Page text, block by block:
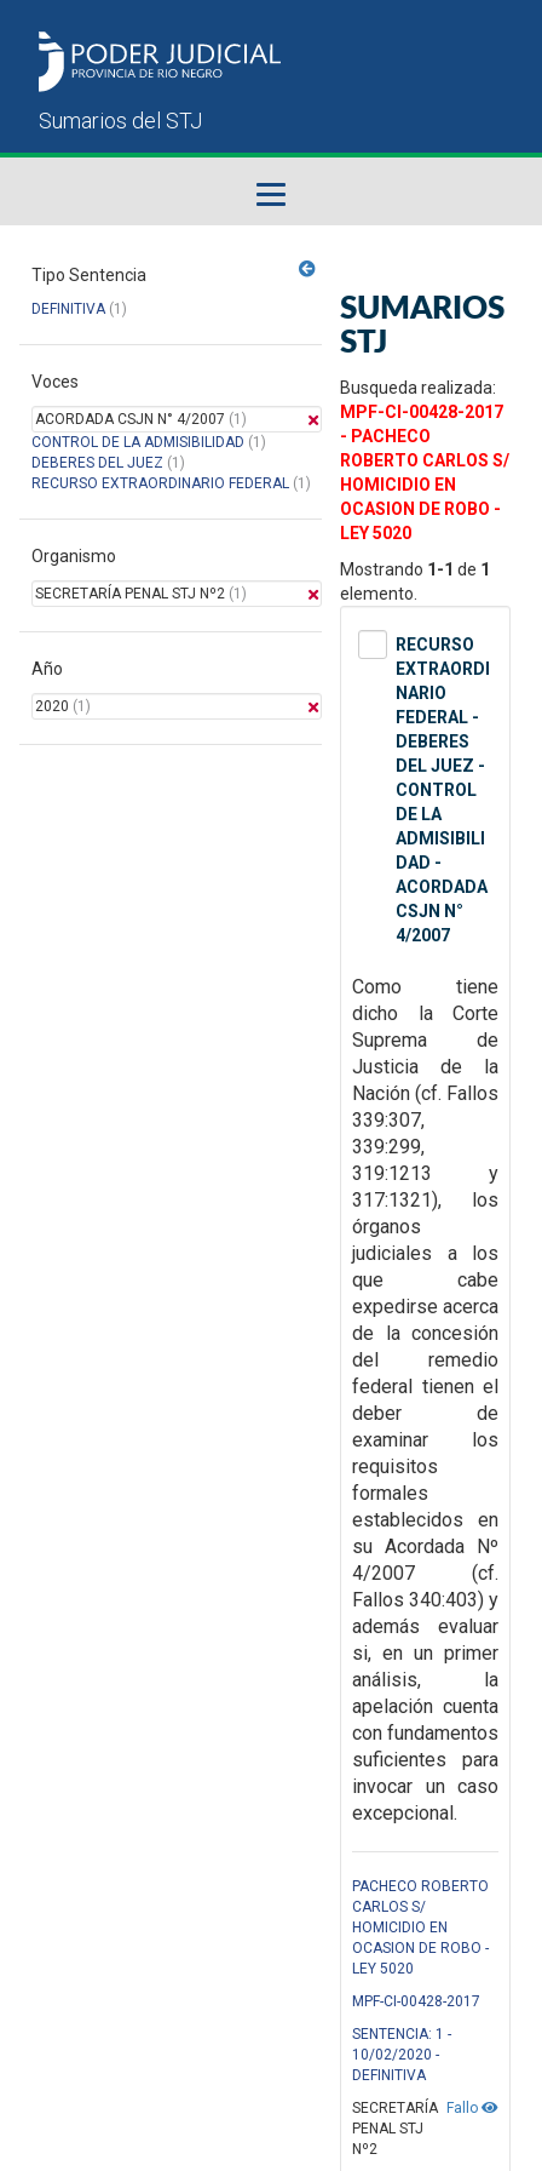
Sumarios del STJ
Manual del Usuario
Tipo Sentencia
DEFINITIVA(1)
Voces
ACORDADA CSJN N° 4/2007 (1)
CONTROL DE LA ADMISIBILIDAD (1)
DEBERES DEL JUEZ (1)
RECURSO EXTRAORDINARIO FEDERAL (1)
Organismo
SECRETARÍA PENAL STJ Nº2 (1)
Año
2020 (1)
SUMARIOS
STJ
Busqueda realizada:
MPF-CI-00428-2017
- PACHECO
ROBERTO CARLOS S/
HOMICIDIO EN
OCASION DE ROBO -
LEY 5020
Mostrando 1-1 de 1
elemento.
RECURSO
EXTRAORDI
NARIO
FEDERAL -
DEBERES
DEL JUEZ -
CONTROL
DE LA
ADMISIBILI
DAD -
ACORDADA
CSJN N°
4/2007
Como tiene
dicho la Corte
Suprema de
Justicia de la
Nación (cf. Fallos
339:307,
339:299,
319:1213 y
317:1321), los
órganos
judiciales a los
que cabe
expedirse acerca
de la concesión
del remedio
federal tienen el
deber de
examinar los
requisitos
formales
establecidos en
su Acordada Nº
4/2007 (cf.
Fallos 340:403) y
además evaluar
si, en un primer
análisis, la
apelación cuenta
con fundamentos
suficientes para
invocar un caso
excepcional.
PACHECO ROBERTO
CARLOS S/
HOMICIDIO EN
OCASION DE ROBO -
LEY 5020
MPF-CI-00428-2017
SENTENCIA: 1 -
10/02/2020 -
DEFINITIVA
Fallo
SECRETARÍA
PENAL STJ
Nº2